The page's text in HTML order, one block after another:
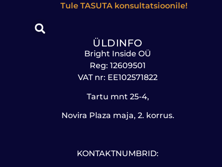
Tule TASUTAkonsultatsioonile!
ÜLDINFO
Bright Inside OÜ
Reg: 12609501
VAT nr: EE102571822
Tartu mnt 25-4,
Novira Plaza maja, 2. korrus.
KONTAKTNUMBRID: